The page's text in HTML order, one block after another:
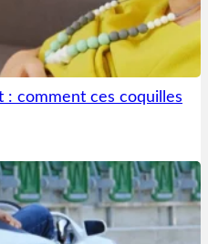
: comment ces coquilles